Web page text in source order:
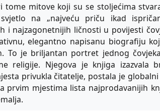
tome mitove koji su se stoljećima
na „najveću priču ikad
i najzagonetnijih ličnosti u povijesti
elegantno napisanu biografiju
To je briljantan portret jednog
religije. Njegova je knjiga izazvala
privukla čitatelje, postala je
prvim mjestima lista najprodavanijih